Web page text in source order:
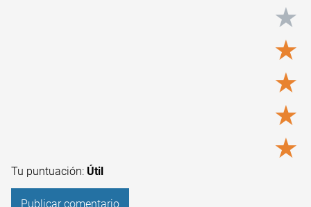
★
★
★
★
★
Tu puntuación: Útil